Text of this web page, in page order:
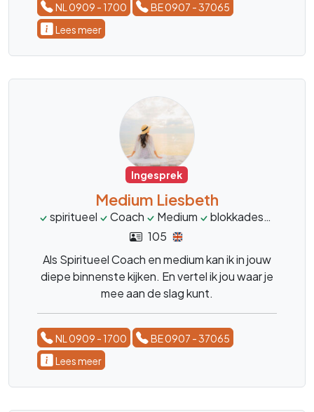
NL 0909 - 1700
BE 0907 - 37065
Lees meer
Ingesprek
Medium Liesbeth
spiritueel Coach Medium blokkades
105
Als Spiritueel Coach en medium kan ik in jouw
diepe binnenste kijken. En vertel ik jou waar je
mee aan de slag kunt.
NL 0909 - 1700
BE 0907 - 37065
Lees meer